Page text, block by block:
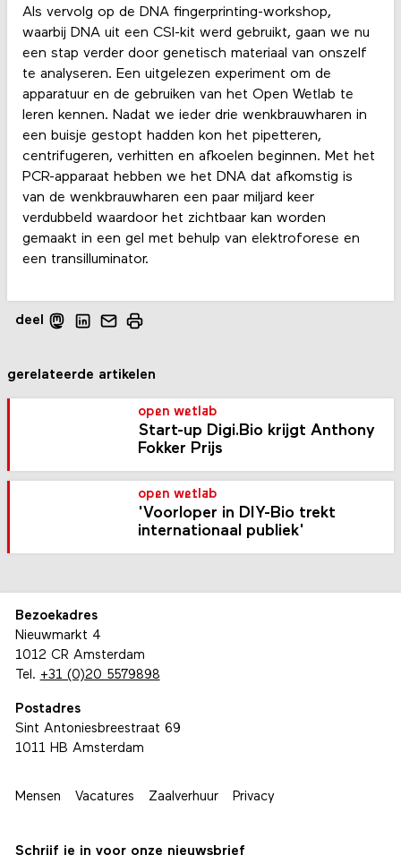
Als vervolg op de DNA fingerprinting-workshop,
waarbij DNA uit een CSI-kit werd gebruikt, gaan we nu
een stap verder door genetisch materiaal van onszelf
te analyseren. Een uitgelezen experiment om de
apparatuur en de gebruiken van het Open Wetlab te
leren kennen. Nadat we ieder drie wenkbrauwharen in
een buisje gestopt hadden kon het pipetteren,
centrifugeren, verhitten en afkoelen beginnen. Met het
PCR-apparaat hebben we het DNA dat afkomstig is
van de wenkbrauwharen een paar miljard keer
verdubbeld waardoor het zichtbaar kan worden
gemaakt in een gel met behulp van elektroforese en
een transilluminator.
deel
gerelateerde artikelen
open wetlab
Start-up Digi.Bio krijgt Anthony
Fokker Prijs
open wetlab
'Voorloper in DIY-Bio trekt
internationaal publiek'
Bezoekadres
Nieuwmarkt 4
1012 CR Amsterdam
Tel. +31 (0)20 5579898
Postadres
Sint Antoniesbreestraat 69
1011 HB Amsterdam
Mensen Vacatures Zaalverhuur Privacy
Schrijf je in voor onze nieuwsbrief